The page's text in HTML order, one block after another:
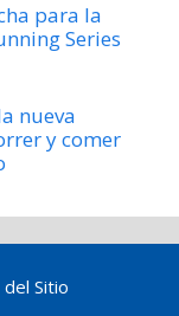
para la
Series
nueva
y comer
del Sitio